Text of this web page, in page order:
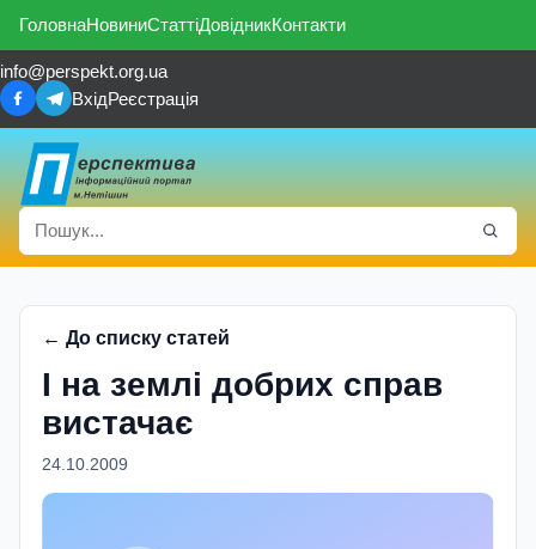
ГоловнаНовиниСтаттіДовідникКонтакти
info@perspekt.org.ua
ВхідРеєстрація
← До списку статей
І на землі добрих справ
вистачає
24.10.2009